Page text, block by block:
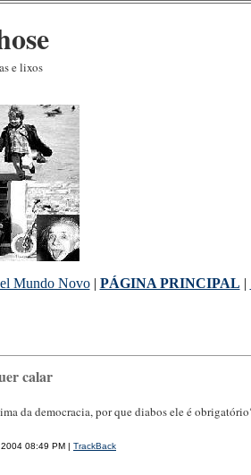
e lixos
Mundo Novo| PÁGINA PRINCIPAL |
calar
da democracia, por que diabos ele é
08:49 PM | TrackBack